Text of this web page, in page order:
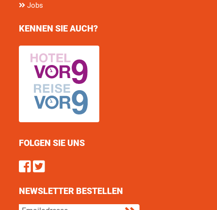
Jobs
KENNEN SIE AUCH?
FOLGEN SIE UNS
Find us on Facebook
Follow us on Twitter
NEWSLETTER BESTELLEN